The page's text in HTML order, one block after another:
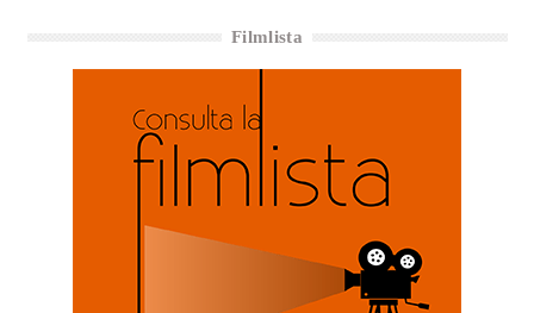
Filmlista